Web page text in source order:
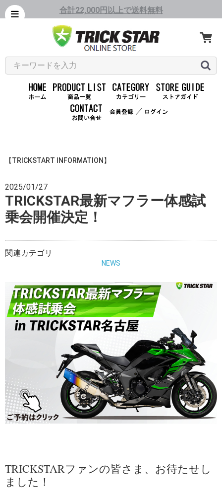
合計22,000円以上で送料無料
／
【TRICKSTART INFORMATION】
2025/01/27
TRICKSTAR最新マフラー体感試
乗会開催決定！
関連カテゴリ
NEWS
TRICKSTARファンの皆さま、お待たせし
ました！